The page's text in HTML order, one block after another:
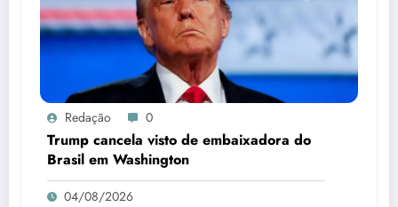
Redação 0
Trump cancela visto de embaixadora do
Brasil em Washington
04/08/2026